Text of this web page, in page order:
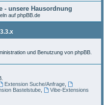
- unsere Hausordnung
auf phpBB.de
und Benutzung von phpBB.
Extension Suche/Anfrage,
Bastelstube,
Vibe-Extensions